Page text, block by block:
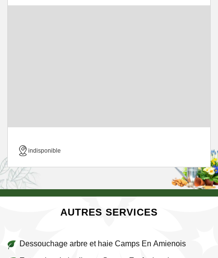
indisponible
AUTRES SERVICES
Dessouchage arbre et haie Camps En Amienois